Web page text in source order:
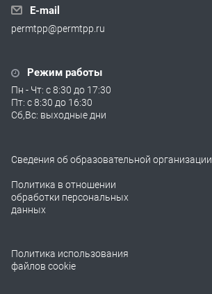
E-mail
permtpp@permtpp.ru
Режим работы
Пн - Чт: с 8:30 до 17:30
Пт: с 8:30 до 16:30
Сб,Вс: выходные дни
Сведения об образовательной организации
Политика в отношении
обработки персональных
данных
Политика использования
файлов cookie